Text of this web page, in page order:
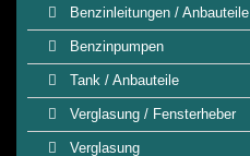
Benzinleitungen / Anbauteile
Benzinpumpen
Tank / Anbauteile
Verglasung / Fensterheber
Verglasung